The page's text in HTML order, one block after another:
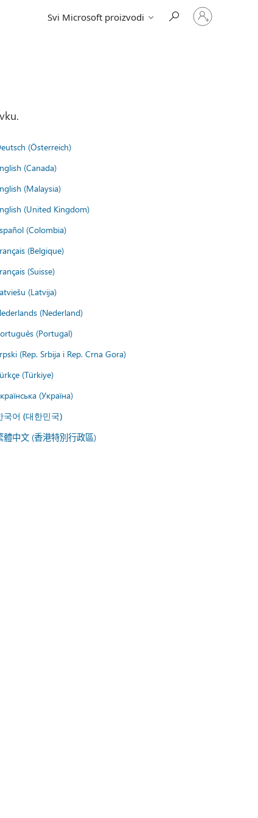
Svi Microsoft proizvodi
Prijavite
se
(Österreich)
(Canada)
(Malaysia)
(United Kingdom)
(Colombia)
(Belgique)
(Suisse)
(Latvija)
(Nederland)
(Portugal)
(Rep. Srbija i Rep. Crna Gora)
(Türkiye)
(Україна)
국어 (대한민국)
體中文 (香港特別行政區)